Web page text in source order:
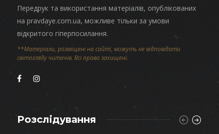
Передрук та використання матеріалів, опублікованих
на pravdaye.com.ua, можливе тільки за умови
відкритого гіперпосилання.
**Матеріали, розміщені на сайті, можуть не відповідати
світогляду читачів. Всі права захищені.
Розслідування